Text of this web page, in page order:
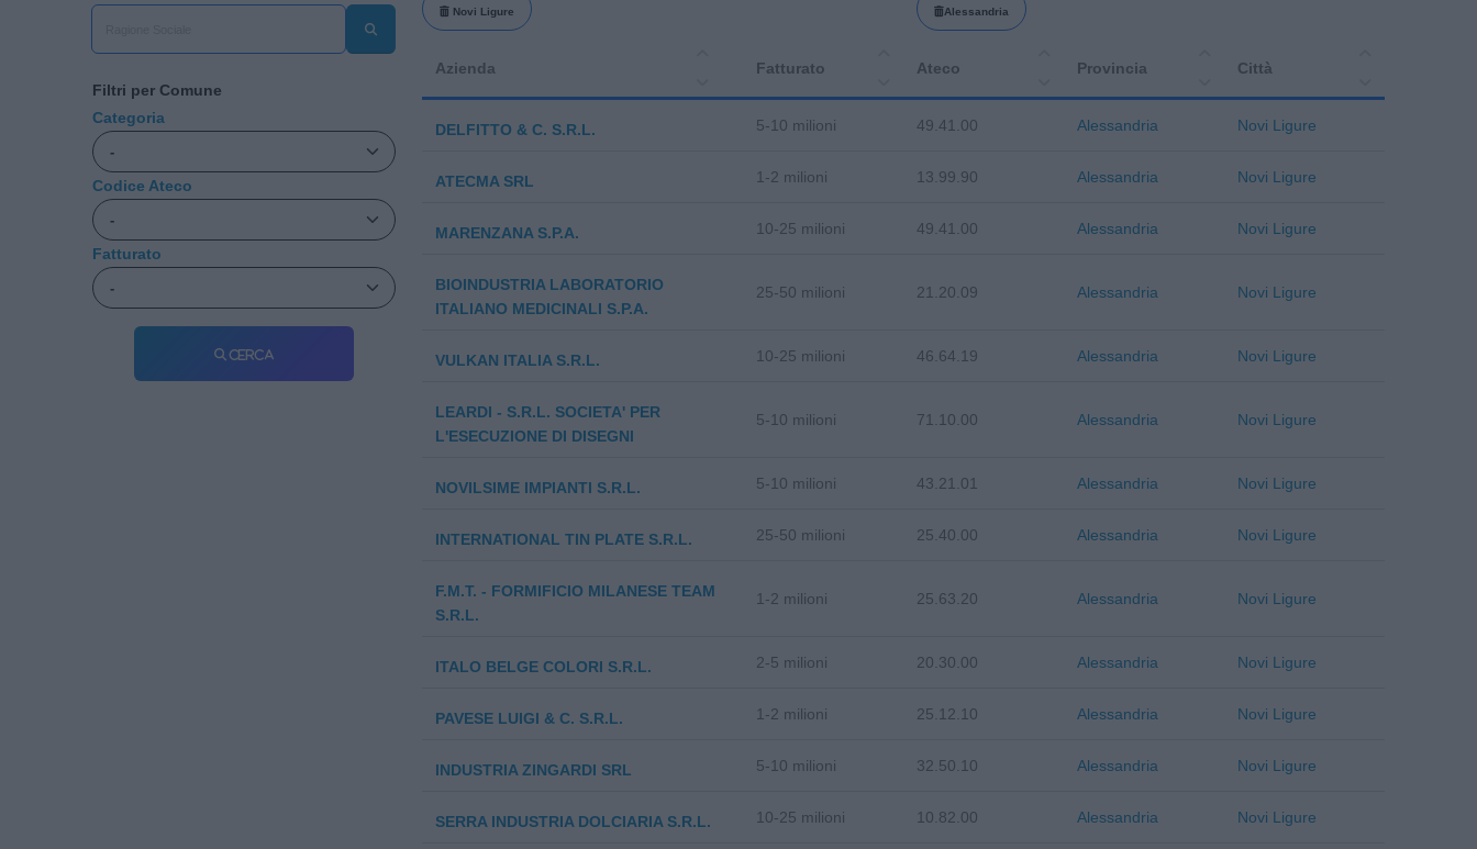
Filtri per Comune
Categoria
Codice Ateco
Fatturato
Cerca
Novi Ligure Alessandria
Azienda Fatturato Ateco Provincia Città
DELFITTO & C. S.R.L. 5-10 milioni 49.41.00 Alessandria Novi Ligure
ATECMA SRL 1-2 milioni 13.99.90 Alessandria Novi Ligure
MARENZANA S.P.A. 10-25 milioni 49.41.00 Alessandria Novi Ligure
BIOINDUSTRIA LABORATORIO
ITALIANO MEDICINALI S.P.A.
25-50 milioni 21.20.09 Alessandria Novi Ligure
VULKAN ITALIA S.R.L. 10-25 milioni 46.64.19 Alessandria Novi Ligure
LEARDI - S.R.L. SOCIETA' PER
L'ESECUZIONE DI DISEGNI
5-10 milioni 71.10.00 Alessandria Novi Ligure
NOVILSIME IMPIANTI S.R.L. 5-10 milioni 43.21.01 Alessandria Novi Ligure
INTERNATIONAL TIN PLATE S.R.L. 25-50 milioni 25.40.00 Alessandria Novi Ligure
F.M.T. - FORMIFICIO MILANESE TEAM
S.R.L.
1-2 milioni 25.63.20 Alessandria Novi Ligure
ITALO BELGE COLORI S.R.L. 2-5 milioni 20.30.00 Alessandria Novi Ligure
PAVESE LUIGI & C. S.R.L. 1-2 milioni 25.12.10 Alessandria Novi Ligure
INDUSTRIA ZINGARDI SRL 5-10 milioni 32.50.10 Alessandria Novi Ligure
SERRA INDUSTRIA DOLCIARIA S.R.L. 10-25 milioni 10.82.00 Alessandria Novi Ligure